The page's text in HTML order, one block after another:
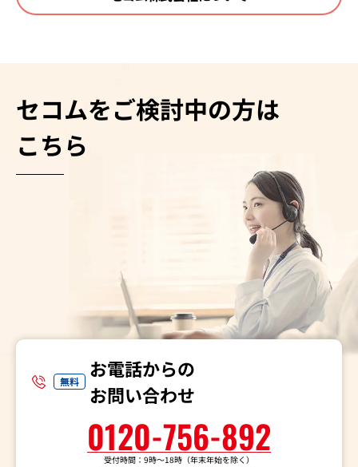
セコムをご検討中の方は
こちら
無料
お電話からの
お問い合わせ
0120-756-892
受付時間：9時～18時（年末年始を除く）